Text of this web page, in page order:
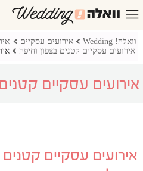
וואלה! Wedding אירועים עסקיים
אירועים עסקיים קטנים בצפון וחיפה
אירועים עסקיים
אירועים עסקיים